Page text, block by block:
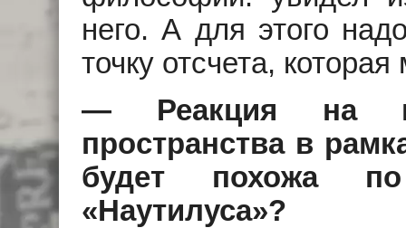
него. А для этого
точку отсчета,
— Реакция на
пространства в
будет похожа
«Наутилуса»?